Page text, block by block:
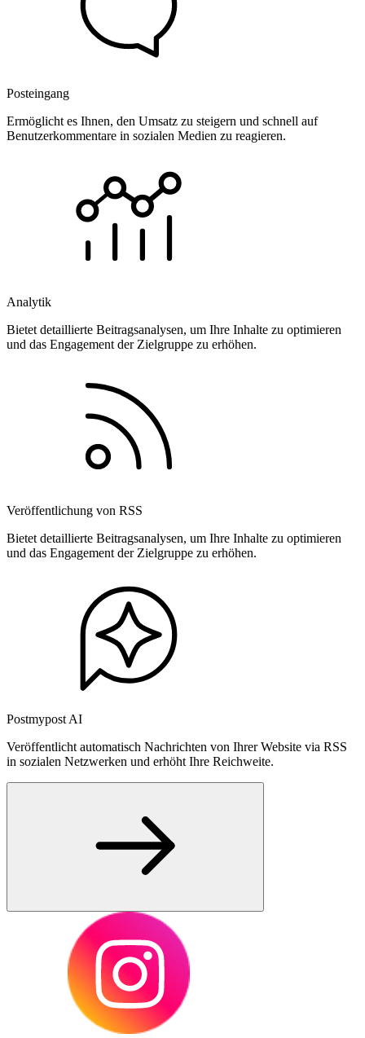
Posteingang
Ermöglicht es Ihnen, den Umsatz zu steigern und schnell auf
Benutzerkommentare in sozialen Medien zu reagieren.
Analytik
Bietet detaillierte Beitragsanalysen, um Ihre Inhalte zu optimieren
und das Engagement der Zielgruppe zu erhöhen.
Veröffentlichung von RSS
Bietet detaillierte Beitragsanalysen, um Ihre Inhalte zu optimieren
und das Engagement der Zielgruppe zu erhöhen.
Postmypost AI
Veröffentlicht automatisch Nachrichten von Ihrer Website via RSS
in sozialen Netzwerken und erhöht Ihre Reichweite.